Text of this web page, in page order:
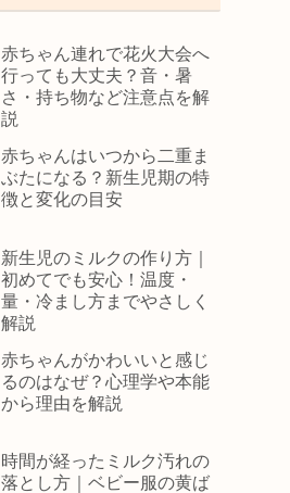
赤ちゃん連れで花火大会へ
行っても大丈夫？音・暑
さ・持ち物など注意点を解
説
赤ちゃんはいつから二重ま
ぶたになる？新生児期の特
徴と変化の目安
新生児のミルクの作り方｜
初めてでも安心！温度・
量・冷まし方までやさしく
解説
赤ちゃんがかわいいと感じ
るのはなぜ？心理学や本能
から理由を解説
時間が経ったミルク汚れの
落とし方｜ベビー服の黄ば